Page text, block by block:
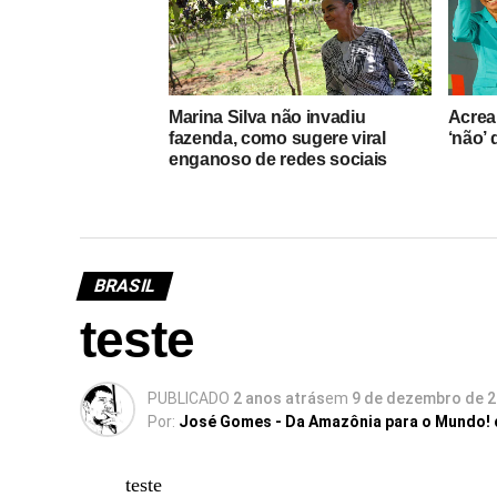
Marina Silva não invadiu
fazenda, como sugere viral
enganoso de redes sociais
BRASIL
teste
PUBLICADO 2 anos atrásem 9 de dezembro de
Por: José Gomes - Da Amazônia para o
teste